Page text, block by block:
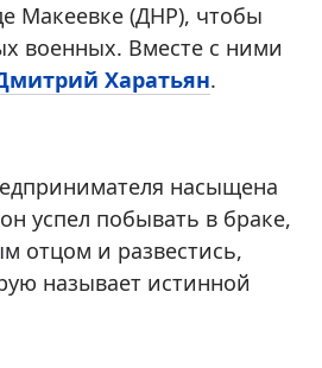
Макеевке (ДНР), чтобы
военных. Вместе с ними
Харатьян.
насыщена
успел побывать в браке,
отцом и развестись,
называет истинной